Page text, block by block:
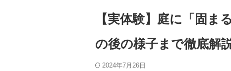
【実体験】庭に「固ま
の後の様子まで徹底解
2024年7月26日